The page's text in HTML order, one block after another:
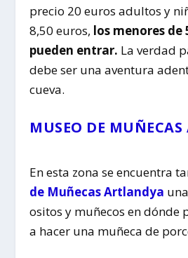
precio 20 euros adultos y
8,50 euros, los menores de
pueden entrar. La verdad
debe ser una aventura
cueva.
MUSEO DE
En esta zona se encuentra
de Muñecas Artlandya
ositos y muñecos en dónde
a hacer una muñeca de